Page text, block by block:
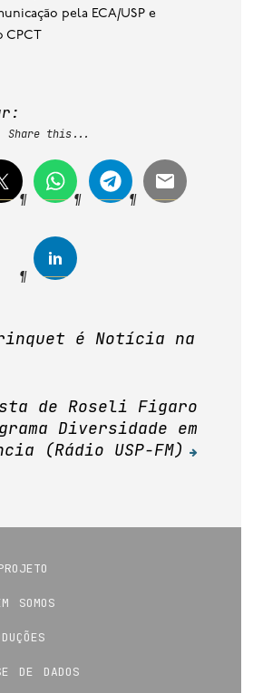
pela ECA/USP e
CPCT
Share this...
é Notícia na
de Roseli Figaro
Diversidade em
(Rádio USP-FM)
somos
de dados